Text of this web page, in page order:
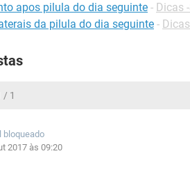
apos pilula do dia seguinte - Dicas
da pilula do dia seguinte -
/ 1
bloqueado
2017 às 09:20